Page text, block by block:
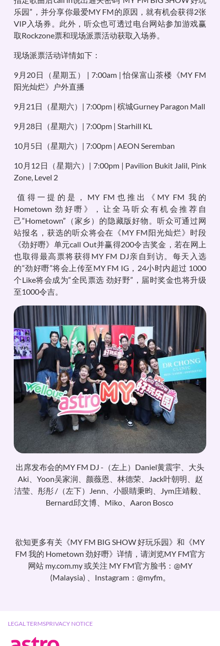
乐园”，并分享你最爱MY FM的原因，就有机会获得2张
VIP入场券。此外，听众也可透过电台网站参加游戏赢
取Rockzone票和现场派票活动获取入场券。
现场派票活动详情如下：
9月20日（星期五） | 7:00am | 怡保富山茶楼《MY FM
阳光灿烂》户外直播
9月21日（星期六）| 7:00pm | 槟城Gurney Paragon Mall
9月28日（星期六）| 7:00pm | Starhill KL
10月5日（星期六）| 7:00pm | AEON Seremban
10月12日（星期六）| 7:00pm | Pavilion Bukit Jalil, Pink
Zone, Level 2
值得一提的是，MY FM也推出《MY FM 我的
Hometown 劲好嘢》，让全马听众有机会推荐自
己“Hometown”（家乡）的隐藏版好物。听众可通过网
站报名，获选的听众将会在《MY FM阳光灿烂》时段
《劲好嘢》单元call Out并赢得200令吉奖金，若在网上
也取得最高票将获得MY FM DJ亲自到访。每天入选
的“劲好嘢”将会上传至MY FM IG，24小时内超过 1000
个Like将会成为“全民票选 劲好野”，届时奖金也将升级
至1000令吉。
出席发布会的MY FM DJ -（左上）Daniel黄震宇、大头
Aki、Yoon吴家润、颜薇恩、林德荣、Jack叶朝明、赵
洁莹、彤彤 /（左下）Jenn、小眼睛秉昀、Jym庄靖毅、
Bernard邱文博、Miko、Aaron Bosco
欲知更多有关《MY FM BIG SHOW 好玩乐园》和《MY
FM 我的 Hometown 劲好嘢》详情，请浏览MY FM官方
网站 my.com.my 或关注 MY FM官方脸书：@MY
(Malaysia) 、Instagram：@myfm。
LEGAL TERMSPRIVACY NOTICE